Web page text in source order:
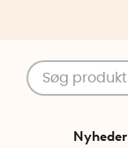
Nyheder